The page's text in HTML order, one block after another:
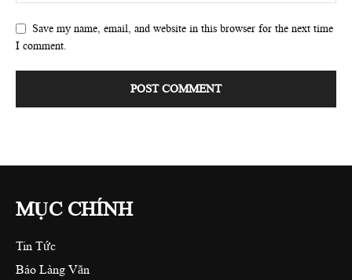
Save my name, email, and website in this browser for the next time
I comment.
MỤC CHÍNH
Tin Tức
Báo Làng Văn